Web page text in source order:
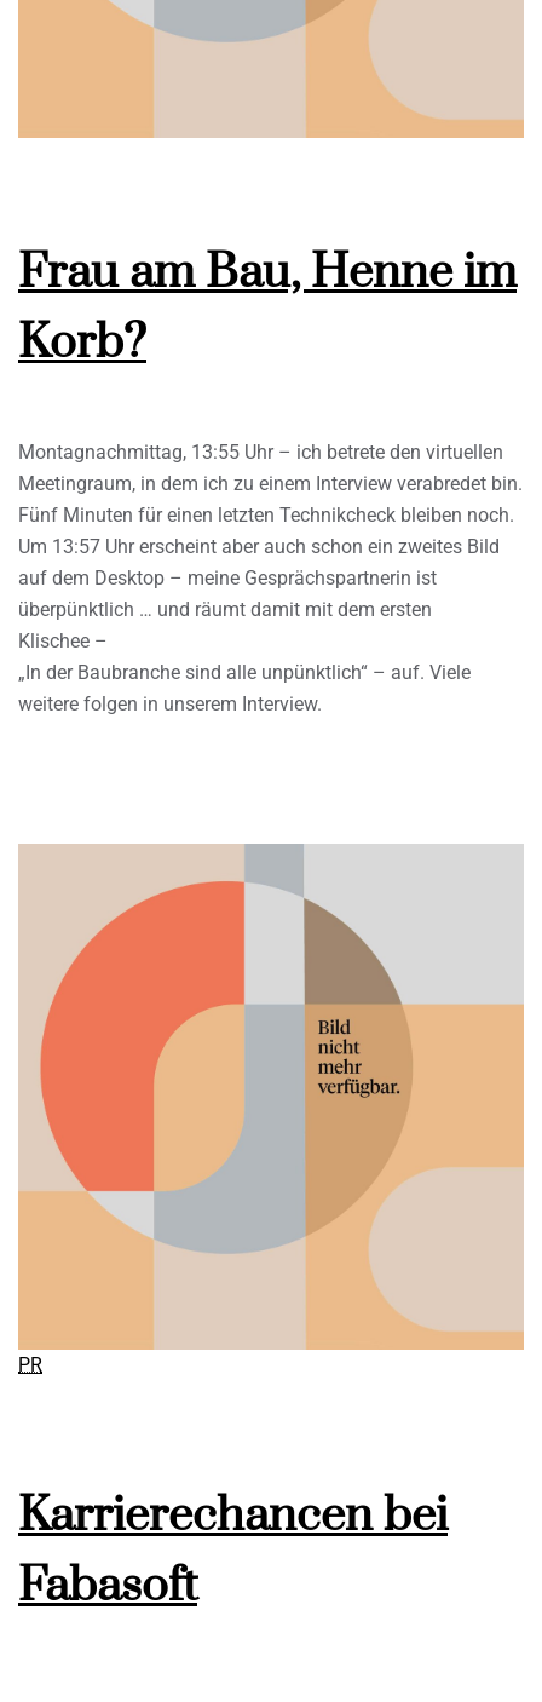
Frau am Bau, Henne im
Korb?
Montagnachmittag, 13:55 Uhr – ich betrete den virtuellen
Meetingraum, in dem ich zu einem Interview verabredet bin.
Fünf Minuten für einen letzten Technikcheck bleiben noch.
Um 13:57 Uhr erscheint aber auch schon ein zweites Bild
auf dem Desktop – meine Gesprächspartnerin ist
überpünktlich … und räumt damit mit dem ersten
Klischee –
„In der Baubranche sind alle unpünktlich“ – auf. Viele
weitere folgen in unserem Interview.
PR
Karrierechancen bei
Fabasoft